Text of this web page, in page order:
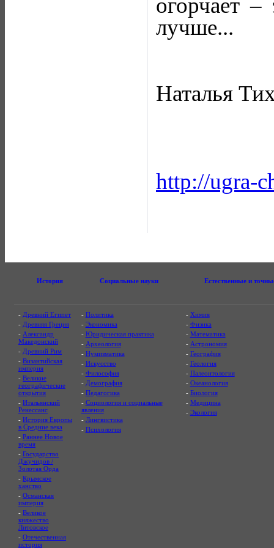
огорчает
лучше...
Наталья
http://ugra-
История Социальные науки Естественные и
- Древний Египет
- Древняя Греция
- Александр
Македонский
- Древний Рим
- Византийская
империя
- Великие
географические
открытия
- Итальянский
Ренессанс
- История Европы
в Средние века
- Раннее Новое
время
- Государство
Джучидов /
Золотая Орда
- Крымское
ханство
- Османская
империя
- Великое
княжество
Литовское
- Отечественная
история
- Политика
- Экономика
- Юридическая практика
- Археология
- Нумизматика
- Искусство
- Философия
- Демография
- Педагогика
- Социология и социальные
явления
- Лингвистика
- Психология
- Химия
- Физика
- Математика
- Астрономия
- География
- Геология
- Палеонтология
- Океанология
- Биология
- Медицина
- Экология